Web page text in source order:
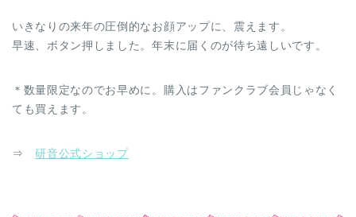
いきなりの来年の圧倒的なお顔アップに、震えます。
早速、ボタン押しました。年末に届くのが待ち遠しいです。
＊数量限定なのでお早めに。購入はファンクラブ会員じゃなく
ても買えます。
⇒研音公式ショップ